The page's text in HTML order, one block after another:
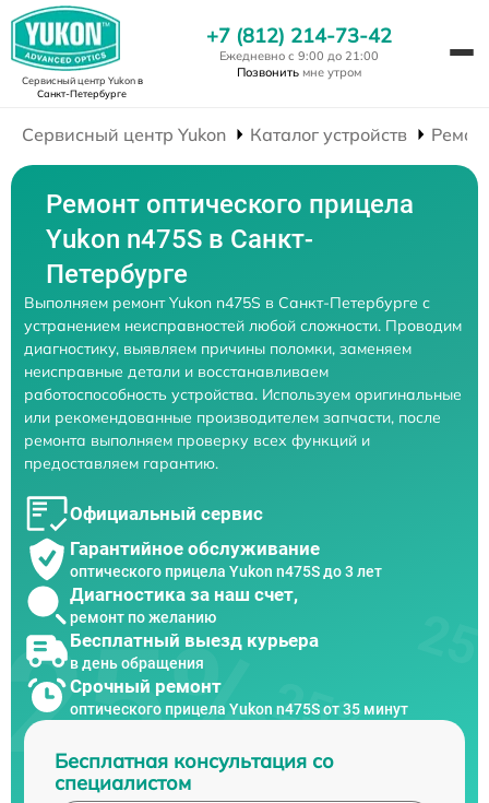
Сервисный центр Yukonв
Санкт-Петербурге
+7 (812) 214-73-42
Ежедневно с 9:00 до 21:00
Позвонить мне утром
Сервисный центр Yukon Каталог устройств
Ремонт оптического прицела
Yukon n475S в Санкт-
Петербурге
Выполняем ремонт Yukon n475S в Санкт-Петербурге с
устранением неисправностей любой сложности. Проводим
диагностику, выявляем причины поломки, заменяем
неисправные детали и восстанавливаем
работоспособность устройства. Используем оригинальные
или рекомендованные производителем запчасти, после
ремонта выполняем проверку всех функций и
предоставляем гарантию.
Официальный сервис
Гарантийное обслуживание
оптического прицела Yukon n475S до 3 лет
Диагностика за наш счет,
ремонт по желанию
Бесплатный выезд курьера
в день обращения
Срочный ремонт
оптического прицела Yukon n475S от 35 минут
Бесплатная консультация со
специалистом